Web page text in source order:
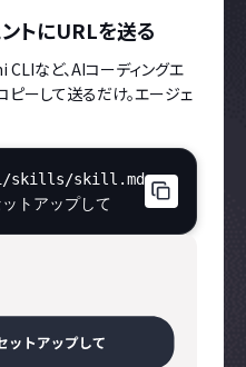
トにURLを送る
など、AIコーディングエ
ピーして送るだけ。エージェ
skills/skill.md
トアップして